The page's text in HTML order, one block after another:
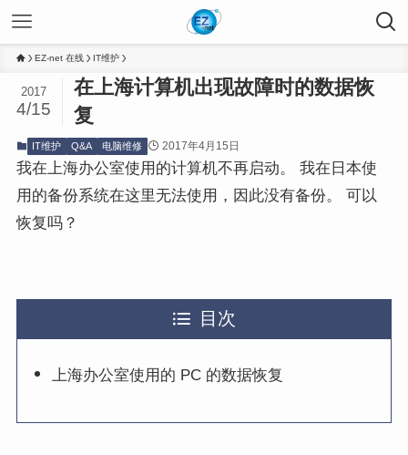
EZ-net 在线 IT维护
在上海计算机出现故障时的数据恢
复
2017
4/15
IT维护 Q&A 电脑维修 2017年4月15日
我在上海办公室使用的计算机不再启动。 我在日本使
用的备份系统在这里无法使用，因此没有备份。 可以
恢复吗？
目次
上海办公室使用的 PC 的数据恢复